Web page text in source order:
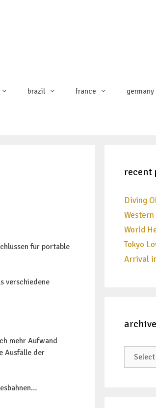
brazil france germany
für portable
verschiedene
mehr Aufwand
Ausfälle der
recent
Diving
Western
World
Tokyo
Arrival
archives